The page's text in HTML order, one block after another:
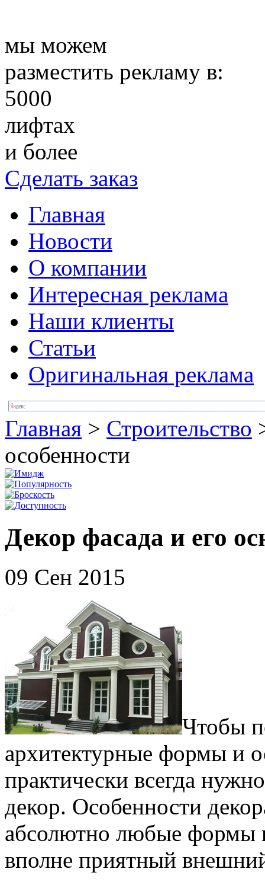
мы можем
разместить рекламу в:
5000
лифтах
и более
Сделать заказ
Главная
Новости
О компании
Интересная реклама
Наши клиенты
Статьи
Оригинальная реклама
Главная > Строительство
особенности
Декор фасада и его
09 Сен 2015
Чтобы
архитектурные формы и
практически всегда
декор. Особенности
абсолютно любые формы
вполне приятный